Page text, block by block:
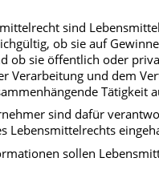
sind
ob sie auf
ob sie öffentlich oder
Verarbeitung und dem
Tätigkeit
sind dafür
Lebensmittelrechts
sollen